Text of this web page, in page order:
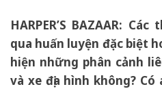
HARPER’S BAZAAR: Các
qua huấn luyện đặc biệt
hiện những phân cảnh
và xe địa hình không?